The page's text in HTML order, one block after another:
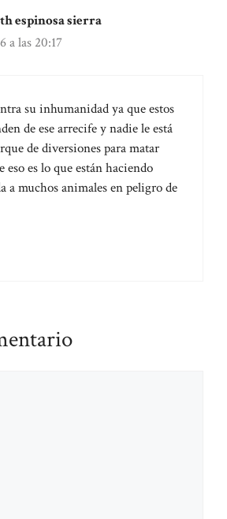
espinosa sierra
a las 20:17
su inhumanidad ya que estos
de ese arrecife y nadie le está
de diversiones para matar
eso es lo que están haciendo
a muchos animales en peligro de